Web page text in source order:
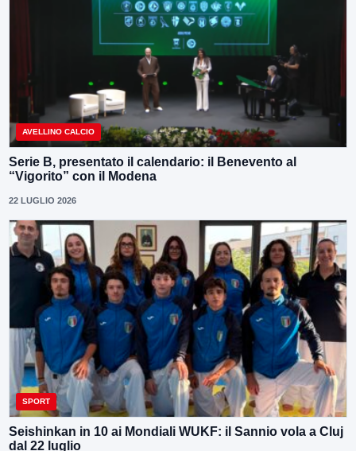
AVELLINO CALCIO
Serie B, presentato il calendario: il Benevento al
“Vigorito” con il Modena
22 LUGLIO 2026
SPORT
Seishinkan in 10 ai Mondiali WUKF: il Sannio vola a Cluj
dal 22 luglio